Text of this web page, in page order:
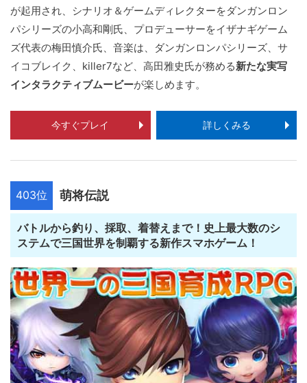
が起用され、シナリオ＆ゲームディレクターをダンガンロン
パシリーズの小高和剛氏、プロデューサーをイザナギゲーム
ズ代表の梅田慎介氏、音楽は、ダンガンロンパシリーズ、サ
イコブレイク、killer7など、高田雅史氏が務める新たな実写
インタラクティブムービーが楽しめます。
今すぐプレイ 詳しくみる
403位 萌将伝説
バトルから釣り、採取、着替えまで！史上最大数のシ
ステムで三国世界を制覇する新作スマホゲーム！